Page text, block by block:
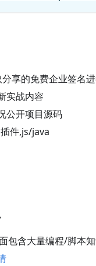
享的免费企业签名
实战内容
公开项目源码
件,js/java
包含大量编程/脚本